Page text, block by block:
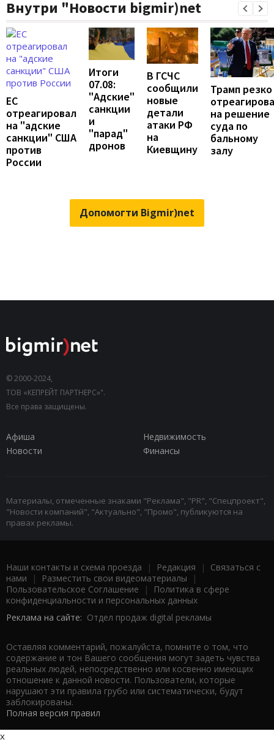
Внутри "Новости bigmir)net
ЕС
отреагировал
на "адские
санкции" США
против
России
Итоги
07.08:
"Адские"
санкции
и
"парад"
дронов
В ГСЧС
сообщили
новые
детали
атаки РФ
на
Киевщину
Трамп резко
на решение
суда по
бальному
залу
Допомогти Bigmir)net
© 2000-2024,
ТОВ «КЕПРЕЙТ ПАРТНЕРС»".
Все права защищены.
Афиша
Недвижимость
Новости
Финансы
Материалы, отмеченные знаками "Реклама", "PR", "Спецпроект",
"Новости компаний", "Актуально", "Промо", публикуются на
правах рекламы.
Наши контакты и схема проезда | Редакция | Связаться с
нами | Разместить свои видеоматериалы |
Пользовательское Соглашение |
Политика в сфере
конфиденциальности и персональных данных
Реклама на сайте: Отдел продаж digital рекламы
Оставляя комментарий, пожалуйста, помните о том, что
содержание и тон Вашего сообщения могут задеть чувства
реальных людей, непосредственно или косвенно имеющих
отношение к данной новости. Пользователи, которые
нарушают эти правила грубо или систематически, будут
заблокированы.
Полная версия правил
x